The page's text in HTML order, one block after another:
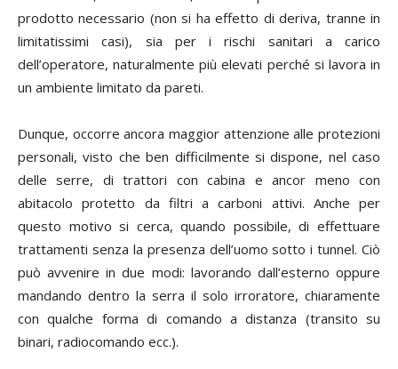
prodotto necessario (non si ha effetto di deriva, tranne in
limitatissimi casi), sia per i rischi sanitari a carico
dell’operatore, naturalmente più elevati perché si lavora in
un ambiente limitato da pareti.
Dunque, occorre ancora maggior attenzione alle protezioni
personali, visto che ben difficilmente si dispone, nel caso
delle serre, di trattori con cabina e ancor meno con
abitacolo protetto da filtri a carboni attivi. Anche per
questo motivo si cerca, quando possibile, di effettuare
trattamenti senza la presenza dell’uomo sotto i tunnel. Ciò
può avvenire in due modi: lavorando dall’esterno oppure
mandando dentro la serra il solo irroratore, chiaramente
con qualche forma di comando a distanza (transito su
binari, radiocomando ecc.).